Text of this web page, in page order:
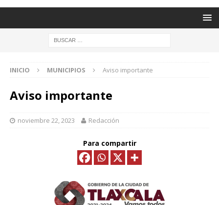
INICIO MUNICIPIOS Aviso importante
Aviso importante
noviembre 22, 2023 Redacción
Para compartir